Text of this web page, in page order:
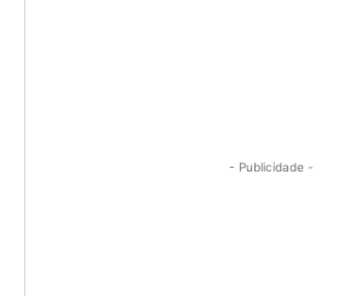
- Publicidade -